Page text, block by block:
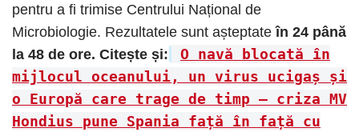
pentru a fi trimise Centrului Național de
Microbiologie. Rezultatele sunt așteptateîn 24 până
la 48 de ore. Citește și:
O navă blocată în
mijlocul oceanului, un virus ucigaș și
o Europă care trage de timp — criza MV
Hondius pune Spania față în față cu